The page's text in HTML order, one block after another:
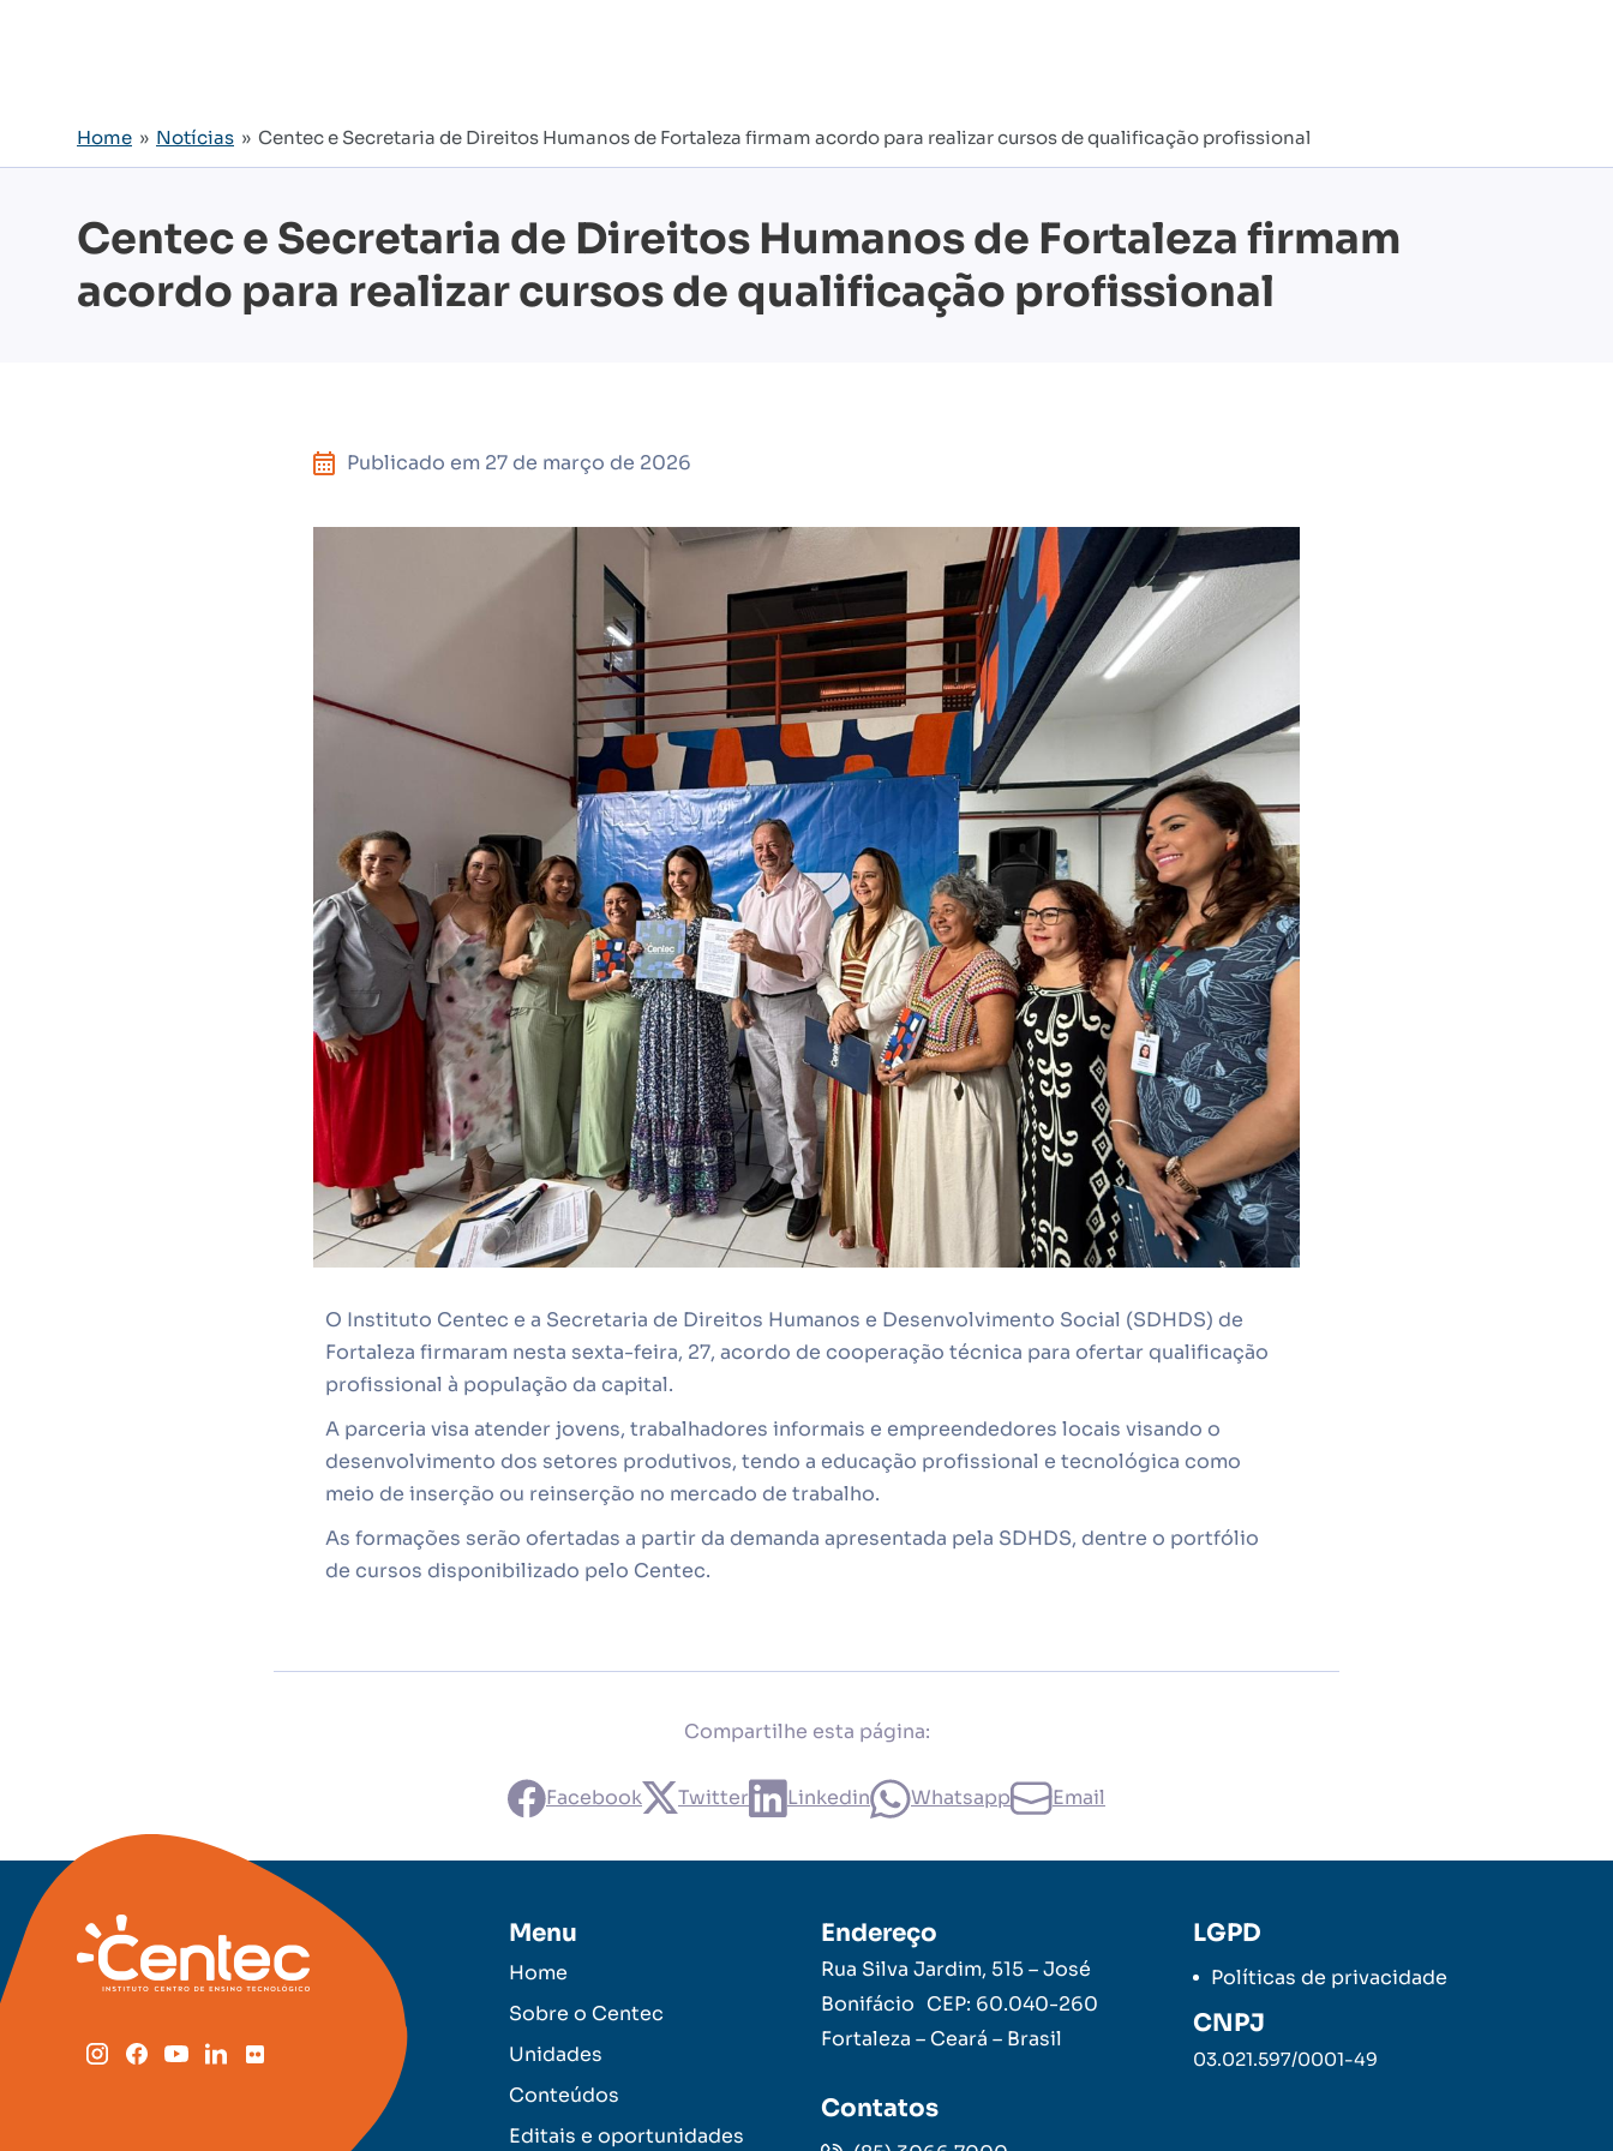
Home » Notícias » Centec e Secretaria de Direitos Humanos de Fortaleza firmam acordo para realizar cursos de qualificação profissional
Centec e Secretaria de Direitos Humanos de Fortaleza firmam
acordo para realizar cursos de qualificação profissional
Publicado em 27 de março de 2026
O Instituto Centec e a Secretaria de Direitos Humanos e Desenvolvimento Social (SDHDS) de
Fortaleza firmaram nesta sexta-feira, 27, acordo de cooperação técnica para ofertar qualificação
profissional à população da capital.
A parceria visa atender jovens, trabalhadores informais e empreendedores locais visando o
desenvolvimento dos setores produtivos, tendo a educação profissional e tecnológica como
meio de inserção ou reinserção no mercado de trabalho.
As formações serão ofertadas a partir da demanda apresentada pela SDHDS, dentre o portfólio
de cursos disponibilizado pelo Centec.
Compartilhe esta página:
Facebook Twitter Linkedin Whatsapp Email
Menu
Home
Sobre o Centec
Unidades
Conteúdos
Editais e oportunidades
Endereço
Rua Silva Jardim, 515 – José
Bonifácio CEP: 60.040-260
Fortaleza – Ceará – Brasil
Contatos
LGPD
Políticas de privacidade
CNPJ
03.021.597/0001-49